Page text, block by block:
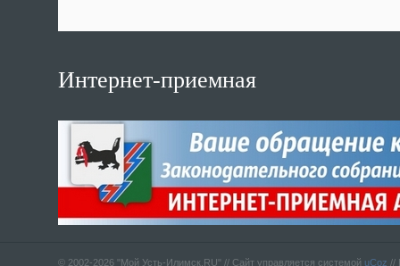
Интернет-приемная
© 2002-2026 "Мой Усть-Илимск.RU" // Сайт управляется системой uCoz //